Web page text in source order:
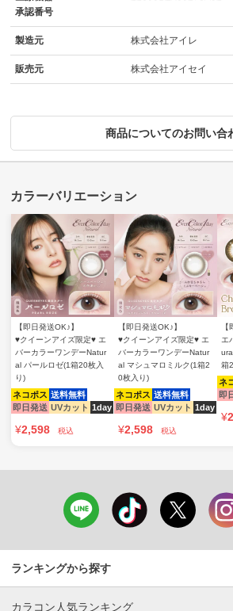
承認番号
製造元 株式会社アイレ
販売元 株式会社アイセイ
商品についてのお問い合
【即日発送OK♪】
♥クイーンアイズ限定♥ エ
バーカラーワンデーNatur
al パールロゼ(1箱20枚入
り)
ネコポス 送料無料
即日発送 UVカット 1day
¥2,598 税込
【即日発送OK♪】
♥クイーンアイズ限定♥ エ
バーカラーワンデーNatur
al マシュマロミルク(1箱2
0枚入り)
ネコポス 送料無料
即日発送 UVカット 1day
¥2,598 税込
エ
箱
ネ
即
¥
ランキングから探す
カラコン人気ランキング